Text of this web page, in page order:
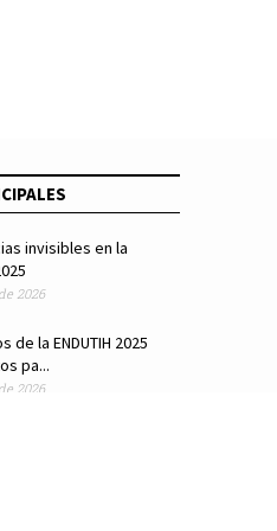
invisibles en la
2026
de la ENDUTIH 2025
pa...
2026